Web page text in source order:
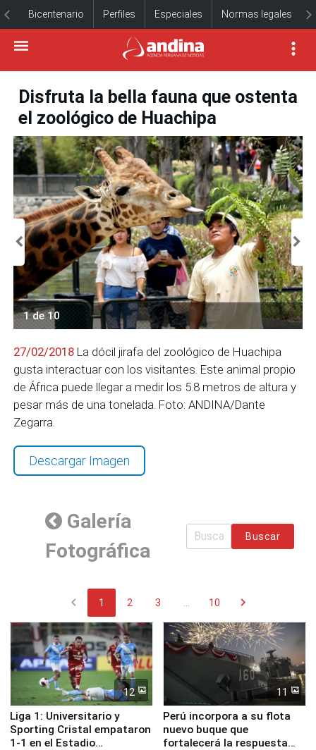
Bicentenario Perfiles Especiales Normas legales
Disfruta la bella fauna que ostenta
el zoológico de Huachipa
1 de 10
27/02/2018 La dócil jirafa del zoológico de Huachipa
gusta interactuar con los visitantes. Este animal propio
de África puede llegar a medir los 5.8 metros de altura y
pesar más de una tonelada. Foto: ANDINA/Dante
Zegarra.
Descargar Imagen
Galería
Fotográfica
Buscar
chevron_left 1 2 3 10 chevron_right
12
Liga 1: Universitario y
Sporting Cristal empataron
1-1 en el Estadio
11
Perú incorpora a su flota
nuevo buque que
fortalecerá la respuesta